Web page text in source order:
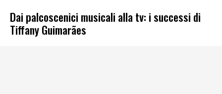
Dai palcoscenici musicali alla tv: i successi di
Tiffany Guimarães